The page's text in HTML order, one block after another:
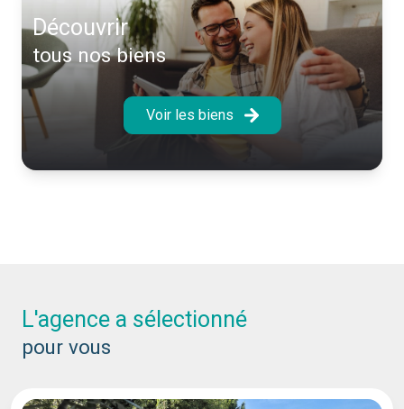
découvrir
tous nos biens
Voir les biens
l'agence a sélectionné
pour vous